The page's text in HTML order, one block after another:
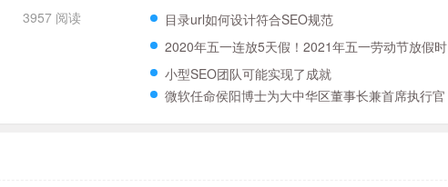
3957 阅读
工资？附五一三薪时刻表！
目录url如何设计符合SEO规范
2020年五一连放5天假！2021年五一劳动节放假时
间全新分配
小型SEO团队可能实现了成就
微软任命侯阳博士为大中华区董事长兼首席执行官